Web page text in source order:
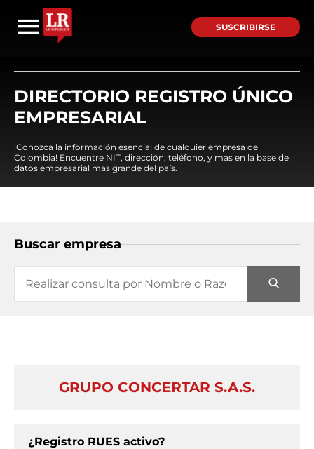
SUSCRIBIRSE
DIRECTORIO REGISTRO ÚNICO
EMPRESARIAL
¡Conozca la información esencial de cualquier empresa de
Colombia! Encuentre NIT, dirección, teléfono, y mas en la base de
datos empresarial mas grande del país.
Buscar empresa
GRUPO CONCERTAR S.A.S.
¿Registro RUES activo?